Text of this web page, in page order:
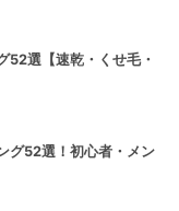
52選【速乾・くせ毛・
グ52選！初心者・メン